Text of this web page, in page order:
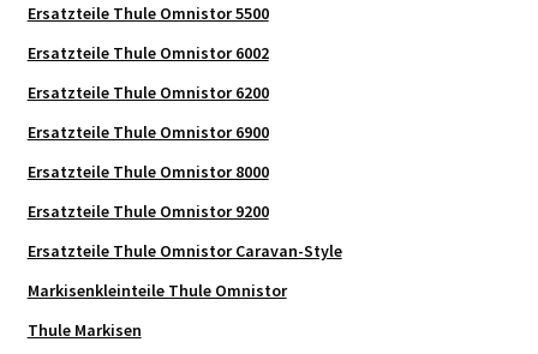
Ersatzteile Thule Omnistor 5500
Ersatzteile Thule Omnistor 6002
Ersatzteile Thule Omnistor 6200
Ersatzteile Thule Omnistor 6900
Ersatzteile Thule Omnistor 8000
Ersatzteile Thule Omnistor 9200
Ersatzteile Thule Omnistor Caravan-Style
Markisenkleinteile Thule Omnistor
Thule Markisen